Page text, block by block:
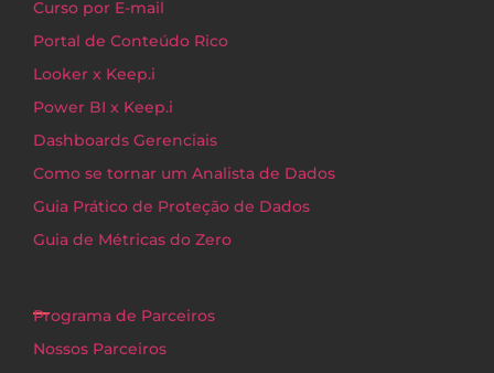
Curso por E-mail
Portal de Conteúdo Rico
Looker x Keep.i
Power BI x Keep.i
Dashboards Gerenciais
Como se tornar um Analista de Dados
Guia Prático de Proteção de Dados
Guia de Métricas do Zero
Programa de Parceiros
Nossos Parceiros